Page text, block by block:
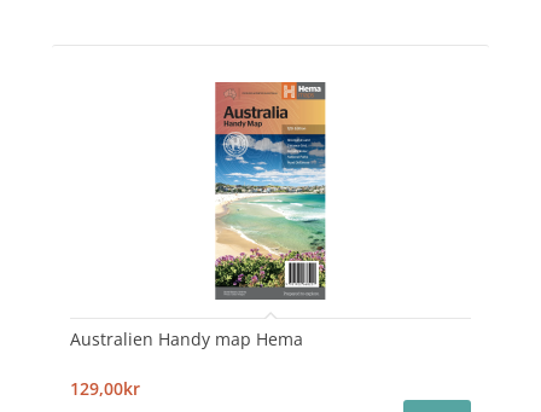
Australien Handy map Hema
129,00kr